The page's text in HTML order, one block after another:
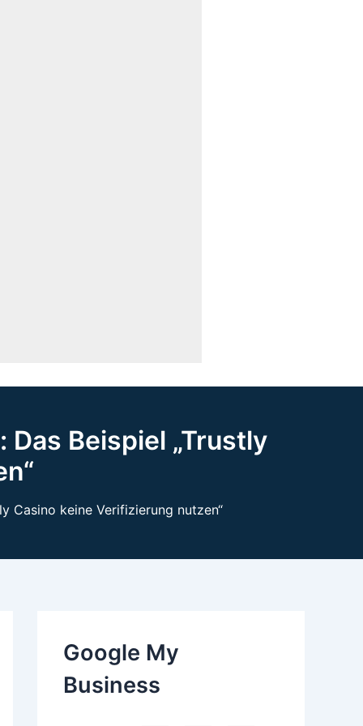
Beispiel „Trustly
Casino keine Verifizierung nutzen“
Google My
Business